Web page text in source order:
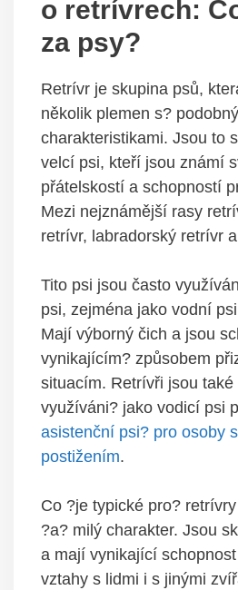
o retrívrech:
za psy?
Retrívr je skupina psů,
několik plemen s?
charakteristikami. Jsou to
velcí psi, kteří jsou známí
přátelskostí a schopností
Mezi nejznámější rasy
retrívr, labradorský retrívr
Tito psi jsou často
psi, zejména jako vodní
Mají výborný čich a jsou
vynikajícím? způsobem
situacím. Retrívři jsou také
využíváni? jako vodicí psi
asistenční psi? pro osoby
postižením.
Co ?je typické pro?
?a? milý charakter. Jsou
a mají vynikající
vztahy s lidmi i s jinými